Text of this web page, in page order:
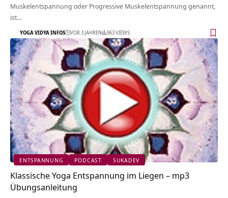
Muskelentspannung oder Progressive Muskelentspannung genannt,
ist…
YOGA VIDYA INFOS VOR 3 JAHREN 963 VIEWS
ENTSPANNUNG PODCAST SUKADEV
Klassische Yoga Entspannung im Liegen – mp3
Übungsanleitung